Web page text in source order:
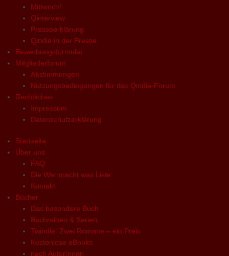
Mittwoch!
Qinterview
Presseerklärung
Qindie in der Presse
Bewerbungsformular
Mitgliederforum
Abstimmungen
Nutzungsbedingungen für das Qindie-Forum
Rechtliches
Impressum
Datenschutzerklärung
Startseite
Über uns
FAQ
Die Wer macht was Liste
Kontakt
Bücher
Das besondere Buch
Buchreihen & Serien
Twindie: Zwei Romane – ein Preis
Kostenlose eBooks
nach AutorInnen